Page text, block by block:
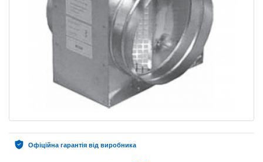
Офіційна гарантія від виробника